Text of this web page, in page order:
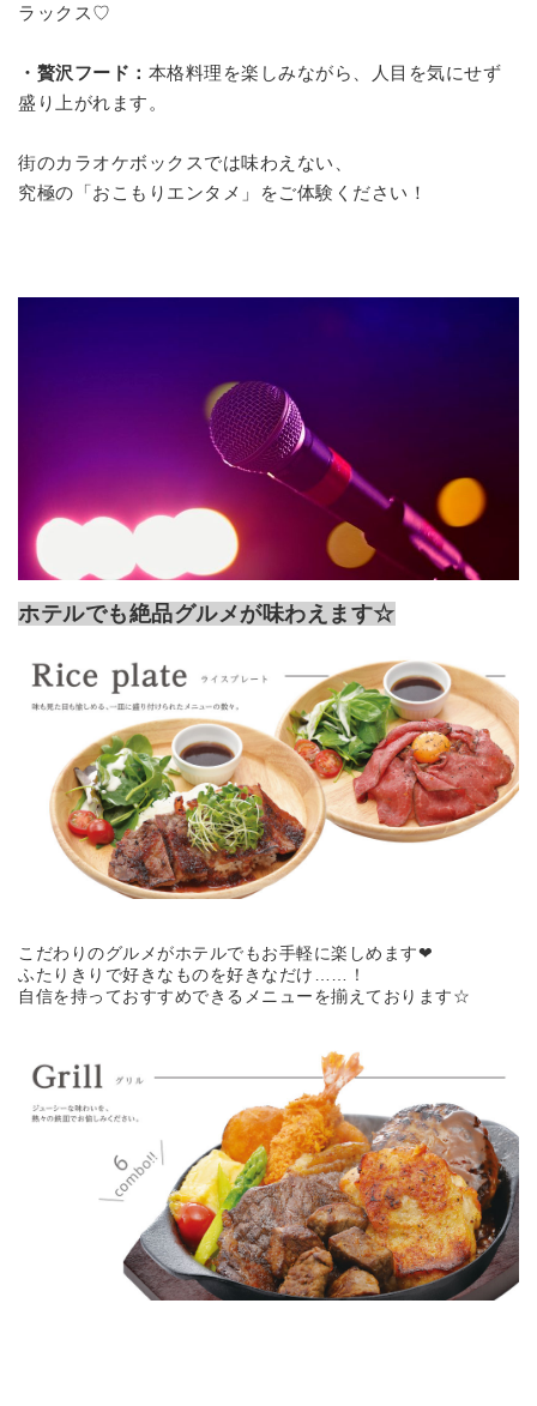
ラックス♡
・贅沢フード： 本格料理を楽しみながら、人目を気にせず
盛り上がれます。
街のカラオケボックスでは味わえない、
究極の「おこもりエンタメ」をご体験ください！
ホテルでも絶品グルメが味わえます☆
こだわりのグルメがホテルでもお手軽に楽しめます❤
ふたりきりで好きなものを好きなだけ……！
自信を持っておすすめできるメニューを揃えております☆